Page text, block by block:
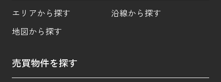
エリアから探す
沿線から探す
地図から探す
売買物件を探す